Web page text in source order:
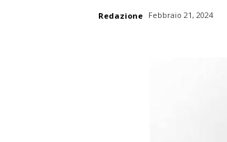
Redazione Febbraio 21, 2024